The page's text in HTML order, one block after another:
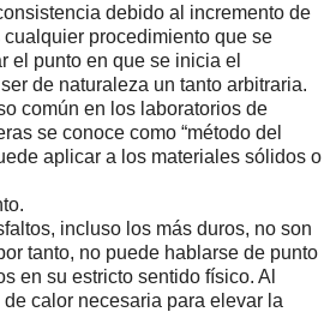
debido al incremento de
procedimiento que se
el punto en que se inicia el
de naturaleza un tanto arbitraria.
común en los laboratorios de
se conoce como “método del
aplicar a los materiales sólidos o
incluso los más duros, no son
tanto, no puede hablarse de punto
en su estricto sentido físico. Al
calor necesaria para elevar la